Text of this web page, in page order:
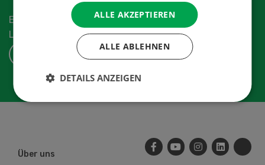
Erhalten Sie die aktuellen News aus der
Landwirtschaftsbranche.
ABONNIEREN
Über uns
ALLE AKZEPTIEREN
ALLE ABLEHNEN
DETAILS ANZEIGEN